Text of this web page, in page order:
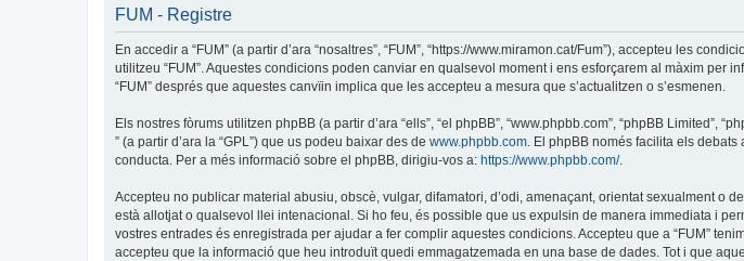
FUM - Registre
En accedir a “FUM” (a partir d’ara “nosaltres”, “FUM”, “https://www.miramon.cat/Fum”), accepteu les
utilitzeu “FUM”. Aquestes condicions poden canviar en qualsevol moment i ens esforçarem al màxim per
“FUM” després que aquestes canvïin implica que les accepteu a mesura que s’actualitzen o s’esmenen.
Els nostres fòrums utilitzen phpBB (a partir d’ara “ells”, “el phpBB”, “www.phpbb.com”, “phpBB Limited”,
” (a partir d’ara la “GPL”) que us podeu baixar des de www.phpbb.com . El phpBB només facilita els
conducta. Per a més informació sobre el phpBB, dirigiu-vos a: https://www.phpbb.com/.
Accepteu no publicar material abusiu, obscè, vulgar, difamatori, d’odi, amenaçant, orientat sexualment o
està allotjat o qualsevol llei intenacional. Si ho feu, és possible que us expulsin de manera immediata i
vostres entrades és enregistrada per ajudar a fer complir aquestes condicions. Accepteu que a “FUM”
accepteu que la informació que heu introduït quedi emmagatzemada en una base de dades. Tot i que